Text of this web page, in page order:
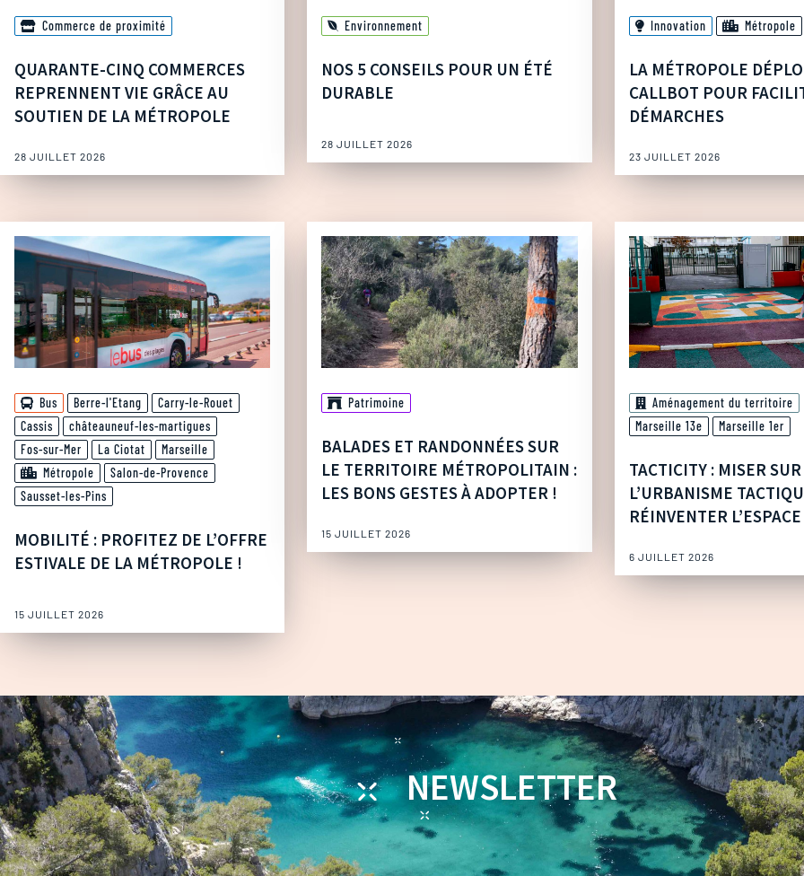
Commerce de proximité
QUARANTE-CINQ COMMERCES
REPRENNENT VIE GRÂCE AU
SOUTIEN DE LA MÉTROPOLE
28 JUILLET 2026
Environnement
NOS 5 CONSEILS POUR UN ÉTÉ
DURABLE
28 JUILLET 2026
Innovation Métropole
LA MÉTROPOLE
CALLBOT POUR
DÉMARCHES
23 JUILLET 2026
Bus Berre-l'Etang
Carry-le-Rouet
Cassis
châteauneuf-les-martigues
Fos-sur-Mer
La Ciotat
Marseille
Métropole
Salon-de-Provence
Sausset-les-Pins
MOBILITÉ : PROFITEZ DE L’OFFRE
ESTIVALE DE LA MÉTROPOLE !
15 JUILLET 2026
Patrimoine
BALADES ET RANDONNÉES SUR
LE TERRITOIRE MÉTROPOLITAIN :
LES BONS GESTES À ADOPTER !
15 JUILLET 2026
Aménagement du territoire
Marseille 13e
Marseille 1er
TACTICITY : MISER SUR
L’URBANISME
RÉINVENTER
6 JUILLET 2026
NEWSLETTER